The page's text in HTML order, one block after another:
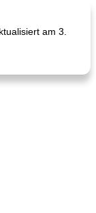
am 3.